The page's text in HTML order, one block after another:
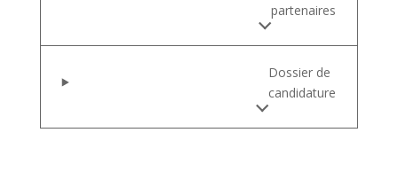
partenaires
Dossier de
candidature